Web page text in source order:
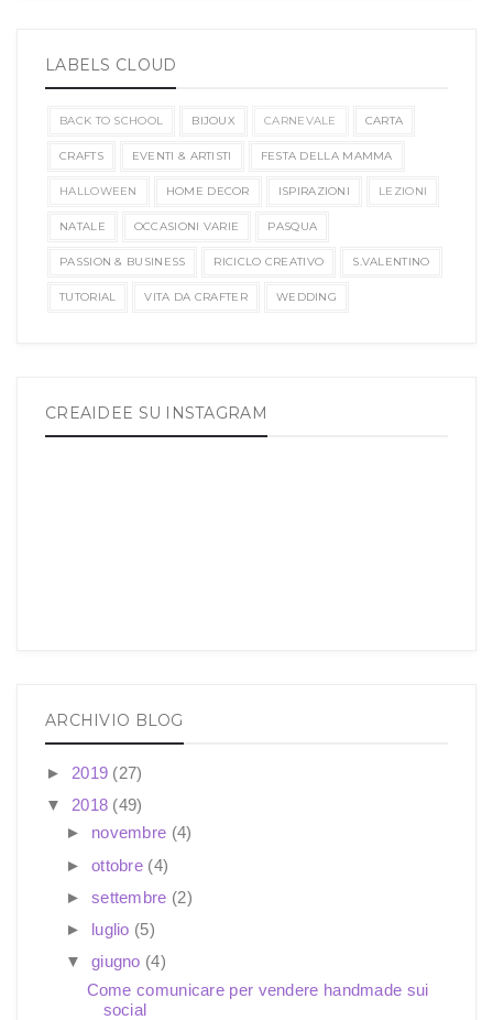
LABELS CLOUD
BACK TO SCHOOL BIJOUX CARNEVALE CARTA
CRAFTS EVENTI & ARTISTI FESTA DELLA MAMMA
HALLOWEEN HOME DECOR ISPIRAZIONI LEZIONI
NATALE OCCASIONI VARIE PASQUA
PASSION & BUSINESS RICICLO CREATIVO S.VALENTINO
TUTORIAL VITA DA CRAFTER WEDDING
CREAIDEE SU INSTAGRAM
ARCHIVIO BLOG
► 2019 (27)
▼ 2018 (49)
► novembre (4)
► ottobre (4)
► settembre (2)
► luglio (5)
▼ giugno (4)
Come comunicare per vendere handmade sui
social